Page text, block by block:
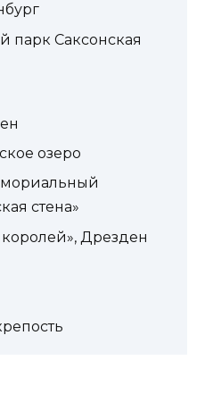
парк Саксонская
озеро
стена»
Дрезден